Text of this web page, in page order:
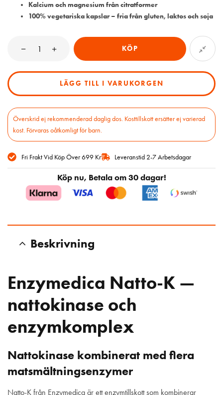
Kalcium och magnesium från citratformer
100% vegetariska kapslar – fria från gluten, laktos och soja
KÖP
LÄGG TILL I VARUKORGEN
Överskrid ej rekommenderad daglig dos. Kosttillskott ersätter ej varierad
kost. Förvaras oåtkomligt för barn.
Fri Frakt Vid Köp Över 699 Kr Leveranstid 2-7 Arbetsdagar
Köp nu, Betala om 30 dagar!
Beskrivning
Enzymedica Natto-K —
nattokinase och
enzymkomplex
Nattokinase kombinerat med flera
matsmältningsenzymer
Natto-K från Enzymedica är ett enzymtillskott som kombinerar